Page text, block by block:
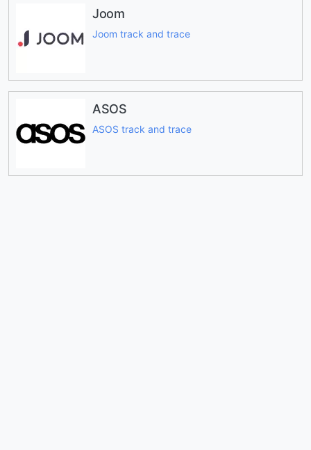
Joom
Joom track and trace
ASOS
ASOS track and trace